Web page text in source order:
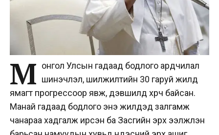
М онгол Улсын гадаад бодлого ардчилал
шинэчлэл, шилжилтийн 30 гаруй жилд
ямагт прогрессоор явж, дэвшилд хүрч байсан.
Манай гадаад бодлого энэ жилүүдэд залгамж
чанараа хадгалж ирсэн ба Засгийн эрх ээлжлэн